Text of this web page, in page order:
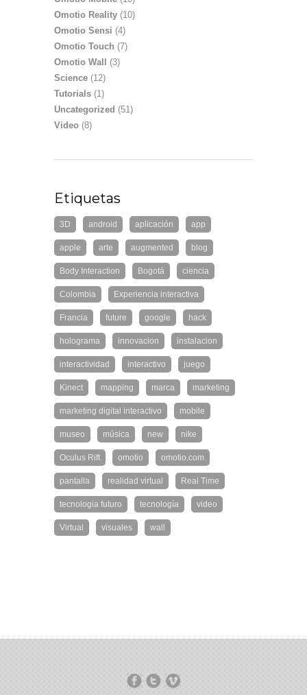
Omotio Reality (10)
Omotio Sensi (4)
Omotio Touch (7)
Omotio Wall
(3)
Science (12)
Tutorials (1)
Uncategorized (51)
Video (8)
Etiquetas
3D android aplicación app
apple arte augmented blog
Body Interaction Bogotá ciencia
Colombia Experiencia interactiva
Francia future google hack
holograma innovacion instalacion
interactividad interactivo juego
Kinect mapping marca marketing
marketing digital interactivo mobile
museo música new nike
Oculus Rift omotio omotio.com
pantalla realidad virtual Real Time
tecnologia futuro tecnología video
Virtual visuales wall